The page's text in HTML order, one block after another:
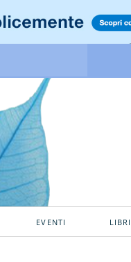
EVENTI LIBRI